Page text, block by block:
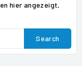
hier angezeigt,
Search